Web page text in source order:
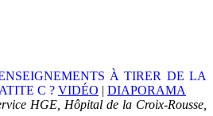
À TIRER DE LA
C ? VIDÉO | DIAPORAMA
HGE, Hôpital de la Croix-Rousse,